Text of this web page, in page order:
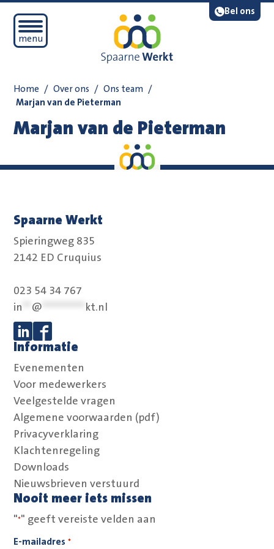
Bel ons
Open mobiel menu
menu
Lees voor
Home / Over ons / Ons team /
Marjan van de Pieterman
Marjan van de Pieterman
Spaarne Werkt
Spieringweg 835
2142 ED Cruquius
023 54 34 767
in
@ kt.nl
Volg ons op Linkedin
Volg ons op Facebook
Informatie
Evenementen
Voor medewerkers
Veelgestelde vragen
Algemene voorwaarden (pdf)
Privacyverklaring
Klachtenregeling
Downloads
Nieuwsbrieven verstuurd
Nooit meer iets missen
"*" geeft vereiste velden aan
E-mailadres *